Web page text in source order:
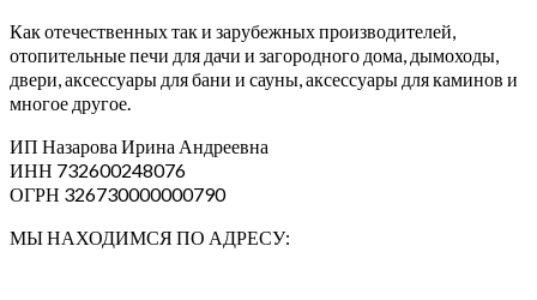
Как отечественных так и зарубежных производителей,
отопительные печи для дачи и загородного дома, дымоходы,
двери, аксессуары для бани и сауны, аксессуары для каминов и
многое другое.
ИП Назарова Ирина Андреевна⁠
ИНН 732600248076
ОГРН 326730000000790
МЫ НАХОДИМСЯ ПО АДРЕСУ: